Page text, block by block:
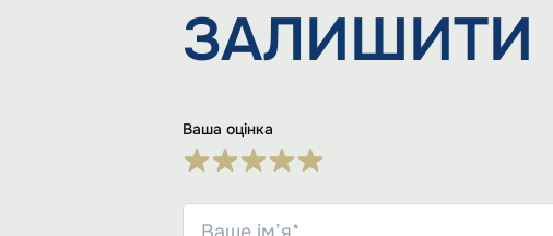
ЗАЛИШИТИ
Ваша оцінка